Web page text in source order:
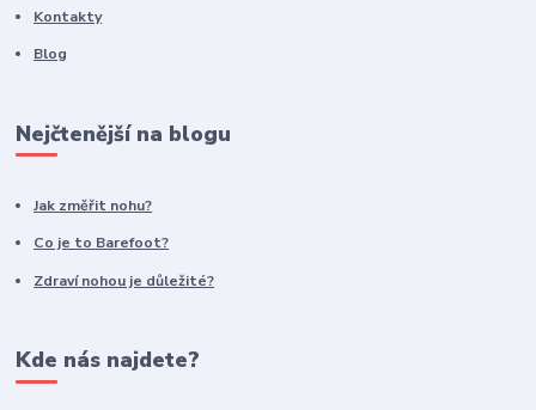
Kontakty
Blog
Nejčtenější na blogu
Jak změřit nohu?
Co je to Barefoot?
Zdraví nohou je důležité?
Kde nás najdete?